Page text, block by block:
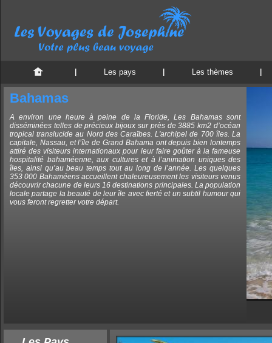
Les pays Les thèmes
Bahamas
A environ une heure à peine de la Floride, Les Bahamas sont
disséminées telles de précieux bijoux sur près de 3885 km2 d’océan
tropical translucide au Nord des Caraïbes. L'archipel de 700 îles. La
capitale, Nassau, et l’île de Grand Bahama ont depuis bien lontemps
attiré des visiteurs internationaux pour leur faire goûter à la fameuse
hospitalité bahaméenne, aux cultures et à l’animation uniques des
îles, ainsi qu’au beau temps tout au long de l’année. Les quelques
353 000 Bahaméens accueillent chaleureusement les visiteurs venus
découvrir chacune de leurs 16 destinations principales. La population
locale partage la beauté de leur île avec fierté et un subtil humour qui
vous feront regretter votre départ.